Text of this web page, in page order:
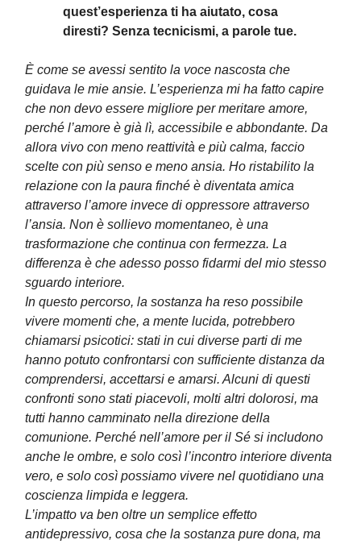
quest’esperienza ti ha aiutato, cosa
diresti? Senza tecnicismi, a parole tue.
È come se avessi sentito la voce nascosta che
guidava le mie ansie. L’esperienza mi ha fatto capire
che non devo essere migliore per meritare amore,
perché l’amore è già lì, accessibile e abbondante. Da
allora vivo con meno reattività e più calma, faccio
scelte con più senso e meno ansia. Ho ristabilito la
relazione con la paura finché è diventata amica
attraverso l’amore invece di oppressore attraverso
l’ansia. Non è sollievo momentaneo, è una
trasformazione che continua con fermezza. La
differenza è che adesso posso fidarmi del mio stesso
sguardo interiore.
In questo percorso, la sostanza ha reso possibile
vivere momenti che, a mente lucida, potrebbero
chiamarsi psicotici: stati in cui diverse parti di me
hanno potuto confrontarsi con sufficiente distanza da
comprendersi, accettarsi e amarsi. Alcuni di questi
confronti sono stati piacevoli, molti altri dolorosi, ma
tutti hanno camminato nella direzione della
comunione. Perché nell’amore per il Sé si includono
anche le ombre, e solo così l’incontro interiore diventa
vero, e solo così possiamo vivere nel quotidiano una
coscienza limpida e leggera.
L’impatto va ben oltre un semplice effetto
antidepressivo, cosa che la sostanza pure dona, ma